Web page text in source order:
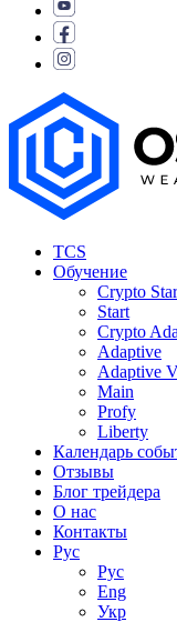
TCS
Обучение
Crypto
Start
Crypto
Adaptive
Adaptive
Main
Profy
Liberty
Календарь
Отзывы
Блог трейдера
О нас
Контакты
Рус
Рус
Eng
Укр